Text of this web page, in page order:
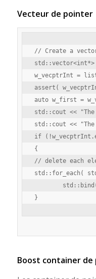
Vecteur de pointer
// Create a
std::vector<int*>
w_vecptrInt =
assert(
auto w_first =
std::cout <<
std::cout <<
if
{
// delete each
std::for_each(
Boost container